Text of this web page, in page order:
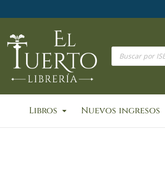
al
Búsqueda
productos
Libros Nuevos ingresos